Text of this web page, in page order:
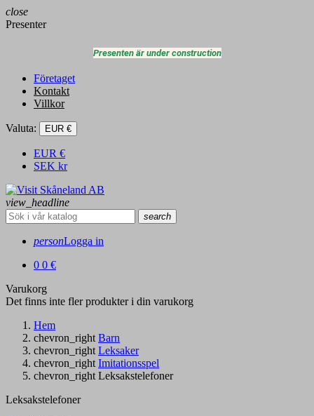
close
Presenter
Presenten är under construction
Företaget
Kontakt
Villkor
Valuta: EUR €
EUR €
SEK kr
view_headline
search
personLogga in
0 0 €
Varukorg
Det finns inte fler produkter i din varukorg
Hem
chevron_right Barn
chevron_right Leksaker
chevron_right Imitationsspel
chevron_right Leksakstelefoner
Leksakstelefoner